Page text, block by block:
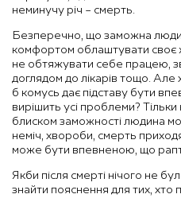
неминучу річ – смерть.
Безперечно, що заможна
комфортом облаштувати своє
не обтяжувати себе працею,
доглядом до лікарів тощо. Але
б комусь дає підставу бути
вирішить усі проблеми? Тільки
блиском заможності людина
неміч, хвороби, смерть
може бути впевненою, що
Якби після смерті нічого не
знайти пояснення для тих, хто